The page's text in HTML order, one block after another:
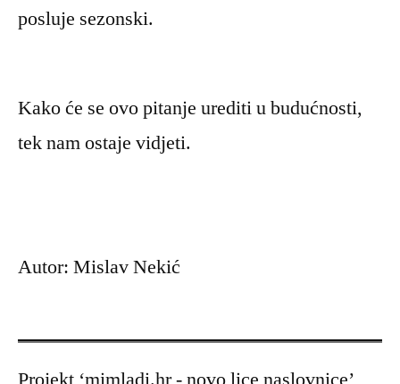
posluje sezonski.
Kako će se ovo pitanje urediti u budućnosti,
tek nam ostaje vidjeti.
Autor: Mislav Nekić